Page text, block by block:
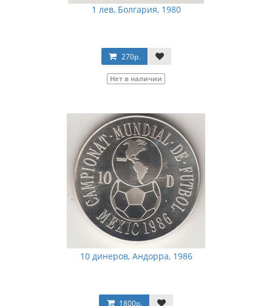
1 лев, Болгария, 1980
270р.
Нет в наличии
10 динеров, Андорра, 1986
1800р.